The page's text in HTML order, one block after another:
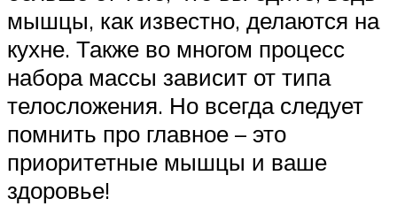
мышцы, как известно, делаются на
кухне. Также во многом процесс
набора массы зависит от типа
телосложения. Но всегда следует
помнить про главное – это
приоритетные мышцы и ваше
здоровье!